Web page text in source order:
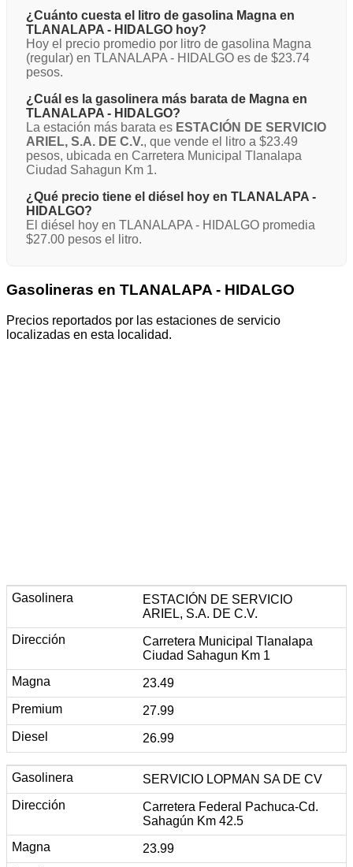
¿Cuánto cuesta el litro de gasolina Magna en
TLANALAPA - HIDALGO hoy?
Hoy el precio promedio por litro de gasolina Magna
(regular) en TLANALAPA - HIDALGO es de $23.74
pesos.
¿Cuál es la gasolinera más barata de Magna en
TLANALAPA - HIDALGO?
La estación más barata es ESTACIÓN DE SERVICIO
ARIEL, S.A. DE C.V., que vende el litro a $23.49
pesos, ubicada en Carretera Municipal Tlanalapa
Ciudad Sahagun Km 1.
¿Qué precio tiene el diésel hoy en TLANALAPA -
HIDALGO?
El diésel hoy en TLANALAPA - HIDALGO promedia
$27.00 pesos el litro.
Gasolineras en TLANALAPA - HIDALGO
Precios reportados por las estaciones de servicio
localizadas en esta localidad.
ESTACIÓN DE SERVICIO
ARIEL, S.A. DE C.V.
Carretera Municipal Tlanalapa
Ciudad Sahagun Km 1
23.49
27.99
26.99
SERVICIO LOPMAN SA DE CV
Carretera Federal Pachuca-Cd.
Sahagún Km 42.5
23.99